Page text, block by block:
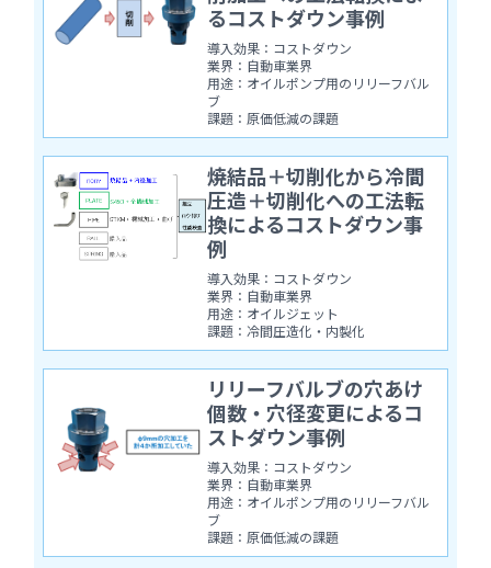
るコストダウン事例
導入効果：コストダウン
業界：自動車業界
用途：オイルポンプ用のリリーフバル
ブ
課題：原価低減の課題
焼結品＋切削化から冷間
圧造＋切削化への工法転
換によるコストダウン事
例
導入効果：コストダウン
業界：自動車業界
用途：オイルジェット
課題：冷間圧造化・内製化
リリーフバルブの穴あけ
個数・穴径変更によるコ
ストダウン事例
導入効果：コストダウン
業界：自動車業界
用途：オイルポンプ用のリリーフバル
ブ
課題：原価低減の課題